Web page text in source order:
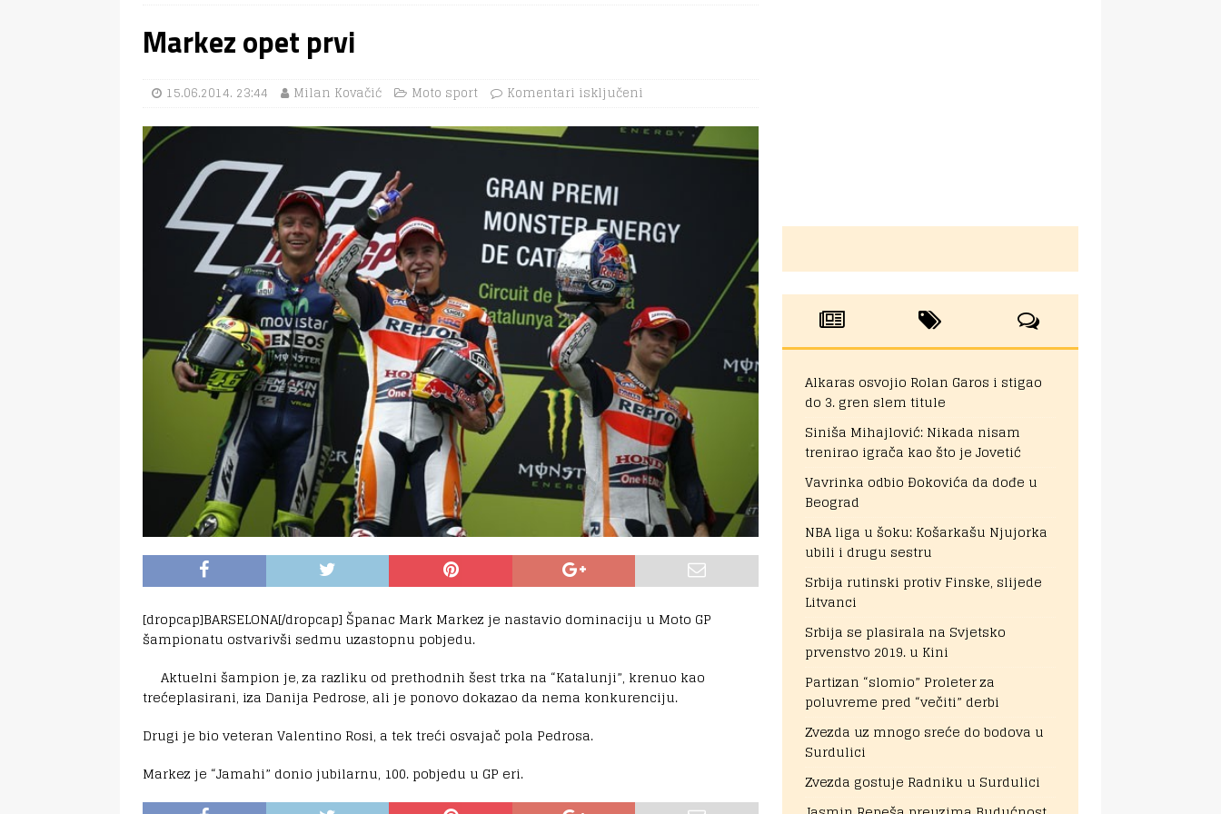
Markez opet prvi
15.06.2014. 23:44 Milan Kovačić Moto sport Komentari isključeni
[dropcap]BARSELONA[/dropcap] Španac Mark Markez je nastavio dominaciju u Moto GP
šampionatu ostvarivši sedmu uzastopnu pobjedu.
Aktuelni šampion je, za razliku od prethodnih šest trka na “Katalunji”, krenuo kao
trećeplasirani, iza Danija Pedrose, ali je ponovo dokazao da nema konkurenciju.
Drugi je bio veteran Valentino Rosi, a tek treći osvajač pola Pedrosa.
Markez je “Jamahi” donio jubilarnu, 100. pobjedu u GP eri.
Alkaras osvojio Rolan Garos i stigao
do 3. gren slem titule
Siniša Mihajlović: Nikada nisam
trenirao igrača kao što je Jovetić
Vavrinka odbio Đokovića da dođe u
Beograd
NBA liga u šoku: Košarkašu Njujorka
ubili i drugu sestru
Srbija rutinski protiv Finske, slijede
Litvanci
Srbija se plasirala na Svjetsko
prvenstvo 2019. u Kini
Partizan “slomio” Proleter za
poluvreme pred “večiti” derbi
Zvezda uz mnogo sreće do bodova u
Surdulici
Zvezda gostuje Radniku u Surdulici